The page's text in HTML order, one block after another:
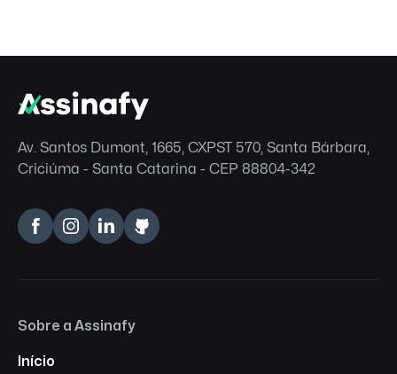
Av. Santos Dumont, 1665, CXPST 570, Santa Bárbara,
Criciúma - Santa Catarina - CEP 88804-342
Sobre a Assinafy
Início